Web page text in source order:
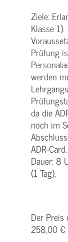
Ziele:
Klasse 1).
Prüfung
werden
da die
noch im
ADR-Card.
Dauer: 8
(1 Tag).
Der Preis
258,00 €